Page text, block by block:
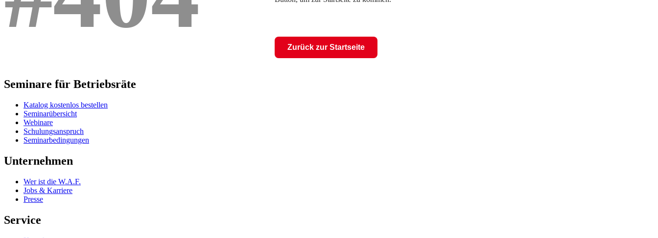
Zurück zur Startseite
Seminare für Betriebsräte
Katalog kostenlos bestellen
Seminarübersicht
Webinare
Schulungsanspruch
Seminarbedingungen
Unternehmen
Wer ist die W.A.F.
Jobs & Karriere
Presse
Service